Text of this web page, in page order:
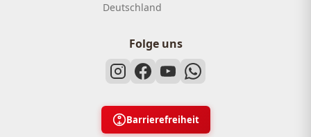
Deutschland
Folge uns
Barrierefreiheit